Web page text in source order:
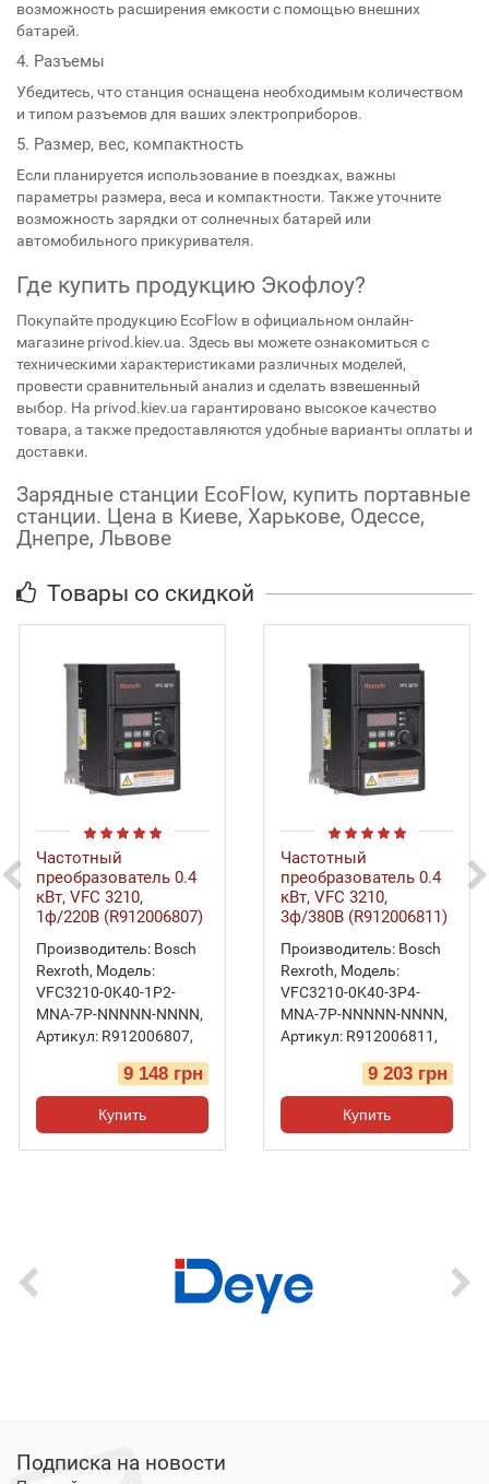
возможность расширения емкости с помощью внешних
батарей.
4. Разъемы
Убедитесь, что станция оснащена необходимым количеством
и типом разъемов для ваших электроприборов.
5. Размер, вес, компактность
Если планируется использование в поездках, важны
параметры размера, веса и компактности. Также уточните
возможность зарядки от солнечных батарей или
автомобильного прикуривателя.
Где купить продукцию Экофлоу?
Покупайте продукцию EcoFlow в официальном онлайн-
магазине privod.kiev.ua. Здесь вы можете ознакомиться с
техническими характеристиками различных моделей,
провести сравнительный анализ и сделать взвешенный
выбор. На privod.kiev.ua гарантировано высокое качество
товара, а также предоставляются удобные варианты оплаты и
доставки.
Зарядные станции EcoFlow, купить портавные
станции. Цена в Киеве, Харькове, Одессе,
Днепре, Львове
Товары со скидкой
Частотный
преобразователь 0.4
кВт, VFC 3210,
1ф/220В (R912006807)
Производитель: Bosch
Rexroth, Модель:
VFC3210-0K40-1P2-
MNA-7P-NNNNN-NNNN,
Артикул: R912006807,
9 148 грн
Купить
Частотный
преобразователь 0.4
кВт, VFC 3210,
3ф/380В (R912006811)
Производитель: Bosch
Rexroth, Модель:
VFC3210-0K40-3P4-
MNA-7P-NNNNN-NNNN,
Артикул: R912006811,
9 203 грн
Купить
Подписка на новости